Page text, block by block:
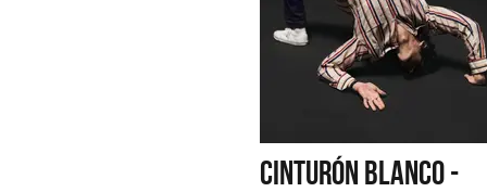
CINTURÓN BLANCO -